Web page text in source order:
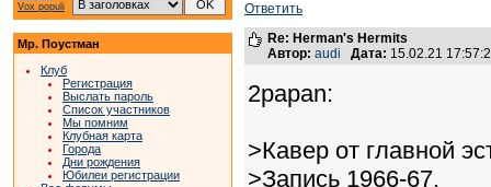
Vox populi
Мр. Поустман
Клуб
Регистрация
Выслать пароль
Список участников
Мы помним
Клубная карта
Города
Дни рождения
Юбилеи регистрации
Ответить
Re: Herman's Hermits
Автор: audi Дата: 15.02.21
2papan:
>Кавер от главной
>Запись 1966-67.